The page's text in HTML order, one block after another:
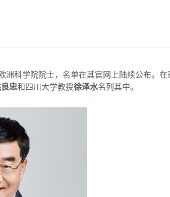
洲科学院院士，名单在其官网上陆续公布。在
忠和四川大学教授徐泽水名列其中。